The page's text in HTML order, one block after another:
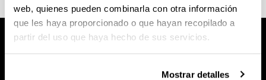
web, quienes pueden combinarla con otra información
que les haya proporcionado o que hayan recopilado a
partir del uso que haya hecho de sus servicios.
Mostrar detalles